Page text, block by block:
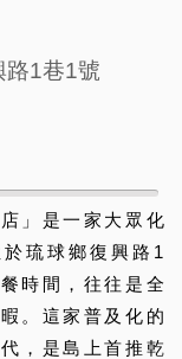
路1巷1號
」是一家大眾化
琉球鄉復興路1
時間，往往是全
。這家普及化的
，是島上首推乾